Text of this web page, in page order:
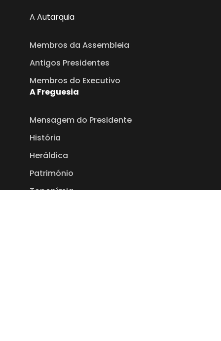
A Autarquia
Membros da Assembleia
Antigos Presidentes
Membros do Executivo
A Freguesia
Mensagem do Presidente
História
Heráldica
Património
Toponímia